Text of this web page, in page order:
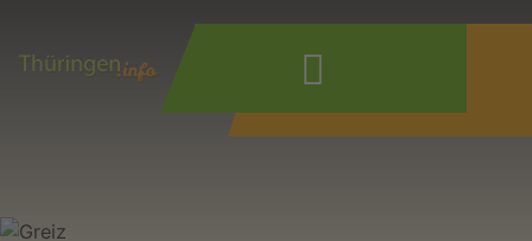
Wonach suchen